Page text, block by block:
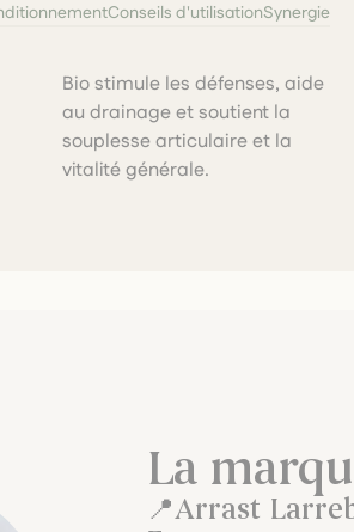
Conseils d'utilisationSynergie
vitalité générale.
La
Arrast